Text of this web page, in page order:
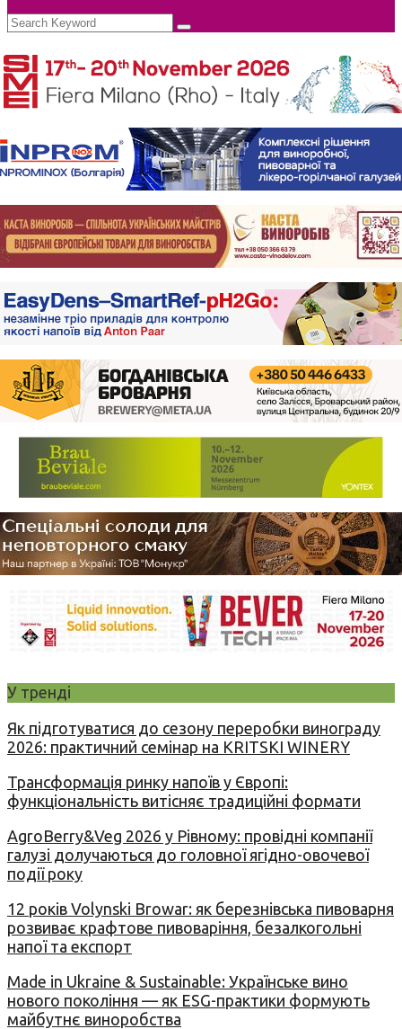
У тренді
Як підготуватися до сезону переробки винограду
2026: практичний семінар на KRITSKI WINERY
Трансформація ринку напоїв у Європі:
функціональність витісняє традиційні формати
AgroBerry&Veg 2026 у Рівному: провідні компанії
галузі долучаються до головної ягідно-овочевої
події року
12 років Volynski Browar: як березнівська пивоварня
розвиває крафтове пивоваріння, безалкогольні
напої та експорт
Made in Ukraine & Sustainable: Українське вино
нового покоління — як ESG-практики формують
майбутнє виноробства